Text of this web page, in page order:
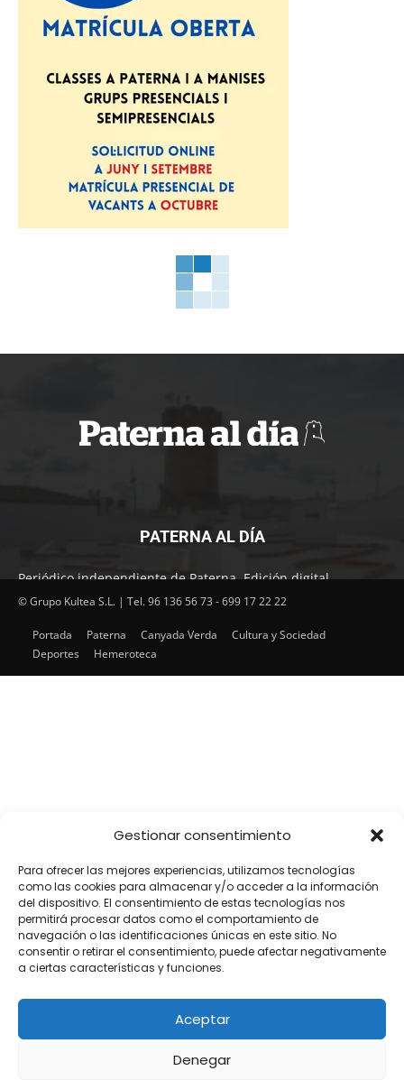
Gestionar consentimiento
Para ofrecer las mejores experiencias, utilizamos tecnologías
como las cookies para almacenar y/o acceder a la información
del dispositivo. El consentimiento de estas tecnologías nos
permitirá procesar datos como el comportamiento de
navegación o las identificaciones únicas en este sitio. No
consentir o retirar el consentimiento, puede afectar negativamente
a ciertas características y funciones.
Aceptar
Denegar
PATERNA AL DÍA
Periódico independiente de Paterna. Edición digital.
Encuentra cada mes en tu punto habitual nuestra edición
Paterna.
© Grupo Kultea S.L. | Tel. 96 136 56 73 - 699 17 22 22
Portada Paterna Canyada Verda
Cultura y Sociedad
Deportes
Hemeroteca